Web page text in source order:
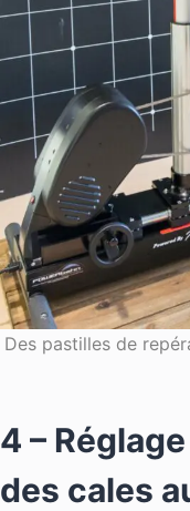
Des pastilles de
4 –
des cales